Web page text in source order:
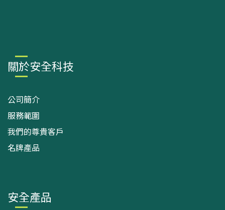
關於安全科技
公司簡介
服務範圍
我們的尊貴客戶
名牌產品
安全產品